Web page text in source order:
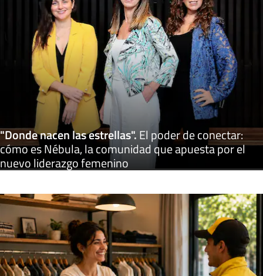
"Donde nacen las estrellas".El poder de conectar:
cómo es Nébula, la comunidad que apuesta por el
nuevo liderazgo femenino